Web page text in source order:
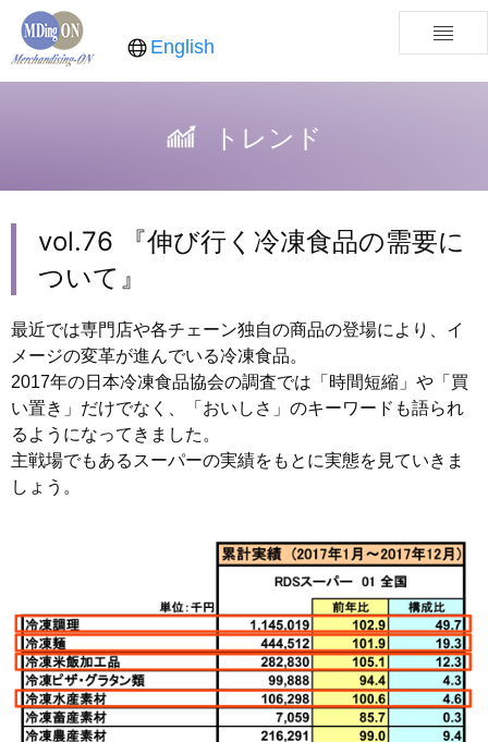
English
トレンド
vol.76 『伸び行く冷凍食品の需要に
ついて』
最近では専門店や各チェーン独自の商品の登場により、イ
メージの変革が進んでいる冷凍食品。
2017年の日本冷凍食品協会の調査では「時間短縮」や「買
い置き」だけでなく、「おいしさ」のキーワードも語られ
るようになってきました。
主戦場でもあるスーパーの実績をもとに実態を見ていきま
しょう。